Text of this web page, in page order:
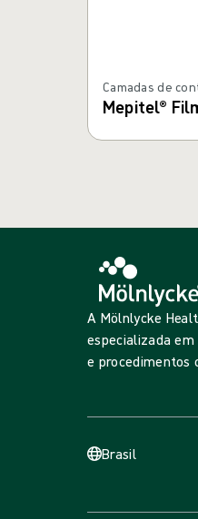
Camadas de
Mepitel®
A Mölnlycke
especializada
e procedimentos
Brasil